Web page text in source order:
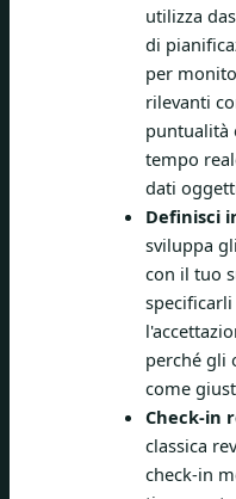
utilizza
di
per
rilevanti
puntualità
tempo
dati
Definisci
sviluppa
con il tuo
perché gli
come
Check-in
classica
check-in